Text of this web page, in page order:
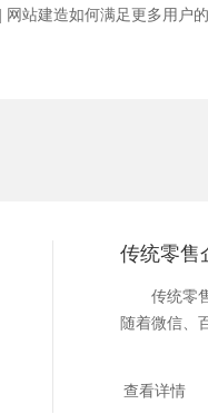
网站建造如何满足更多用户
传统零售
传统零
随着微信、
查看详情